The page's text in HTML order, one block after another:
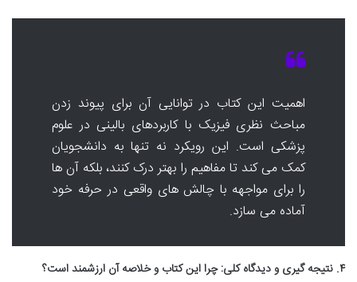
اهمیت این کتاب در توانایی آن برای پیوند زدن
مباحث نظری فیزیک با کاربردهای بالینی در علوم
پزشکی است. این رویکرد نه تنها به دانشجویان
کمک می کند تا مفاهیم را بهتر درک کنند، بلکه آن ها
را برای مواجهه با چالش های واقعی در حرفه خود
آماده می سازد.
۴. نتیجه گیری و دیدگاه کلی: چرا این کتاب و خلاصه آن ارزشمند است؟